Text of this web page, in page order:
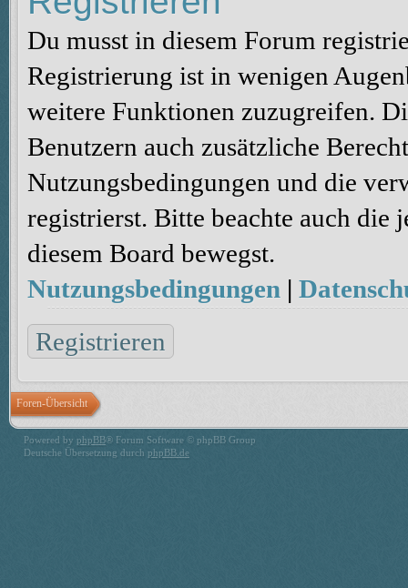
Du musst in diesem Forum
Registrierung ist in wenigen
weitere Funktionen zuzugreifen.
Benutzern auch zusätzliche
Nutzungsbedingungen und die
registrierst. Bitte beachte auch
diesem Board bewegst.
Nutzungsbedingungen |
Registrieren
Foren-Übersicht
Powered by phpBB® Forum Software © phpBB Group
Deutsche Übersetzung durch phpBB.de